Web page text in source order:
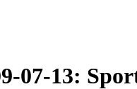
07-13: